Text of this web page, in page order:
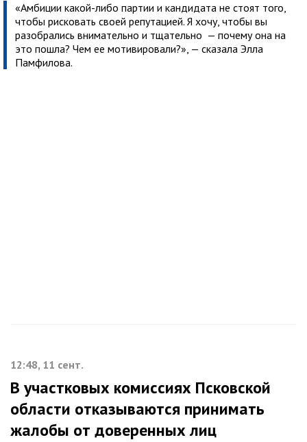
«Амбиции какой-либо партии и кандидата не стоят того,
чтобы рисковать своей репутацией. Я хочу, чтобы вы
разобрались внимательно и тщательно — почему она на
это пошла? Чем ее мотивировали?», — сказала Элла
Памфилова.
12:48, 11 сент.
В участковых комиссиях Псковской
области отказываются принимать
жалобы от доверенных лиц